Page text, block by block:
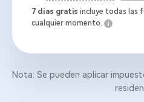
7 días gratis incluye todas las
cualquier momento.
Nota: Se pueden aplicar